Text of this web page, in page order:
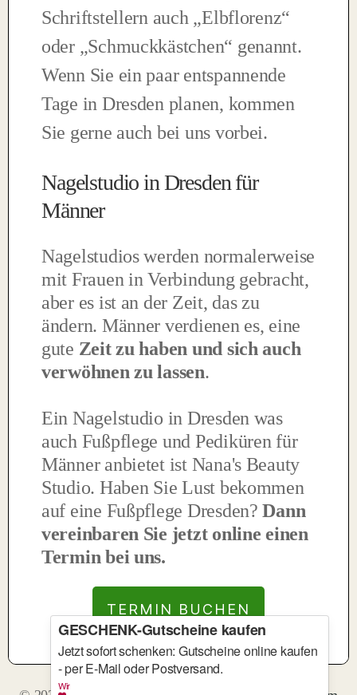
Schriftstellern auch „Elbflorenz“
oder „Schmuckkästchen“ genannt.
Wenn Sie ein paar entspannende
Tage in Dresden planen, kommen
Sie gerne auch bei uns vorbei.
Nagelstudio in Dresden für
Männer
Nagelstudios werden normalerweise
mit Frauen in Verbindung gebracht,
aber es ist an der Zeit, das zu
ändern. Männer verdienen es, eine
gute Zeit zu haben und sich auch
verwöhnen zu lassen.
Ein Nagelstudio in Dresden was
auch Fußpflege und Pediküren für
Männer anbietet ist Nana's Beauty
Studio. Haben Sie Lust bekommen
auf eine Fußpflege Dresden?Dann
vereinbaren Sie jetzt online einen
Termin bei uns.
TERMIN BUCHEN
GESCHENK-Gutscheine kaufen
Jetzt sofort schenken: Gutscheine online kaufen
- per E-Mail oder Postversand.
Wir